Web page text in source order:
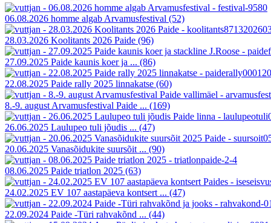
06.08.2026 homme algab Arvamusfestival (52)
28.03.2026 Koolitants 2026 Paide (96)
27.09.2025 Paide kaunis koer ja ... (86)
22.08.2025 Paide rally 2025 linnakatse (60)
8.-9. august Arvamusfestival Paide ... (169)
26.06.2025 Laulupeo tuli jõudis ... (47)
20.06.2025 Vanasõidukite suursõit ... (90)
08.06.2025 Paide triatlon 2025 (63)
24.02.2025 EV 107 aastapäeva kontsert ... (47)
22.09.2024 Paide -Türi rahvakõnd ... (44)